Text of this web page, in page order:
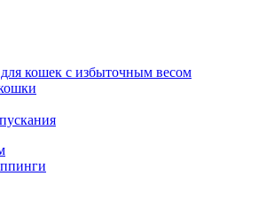
кошек с избыточным весом